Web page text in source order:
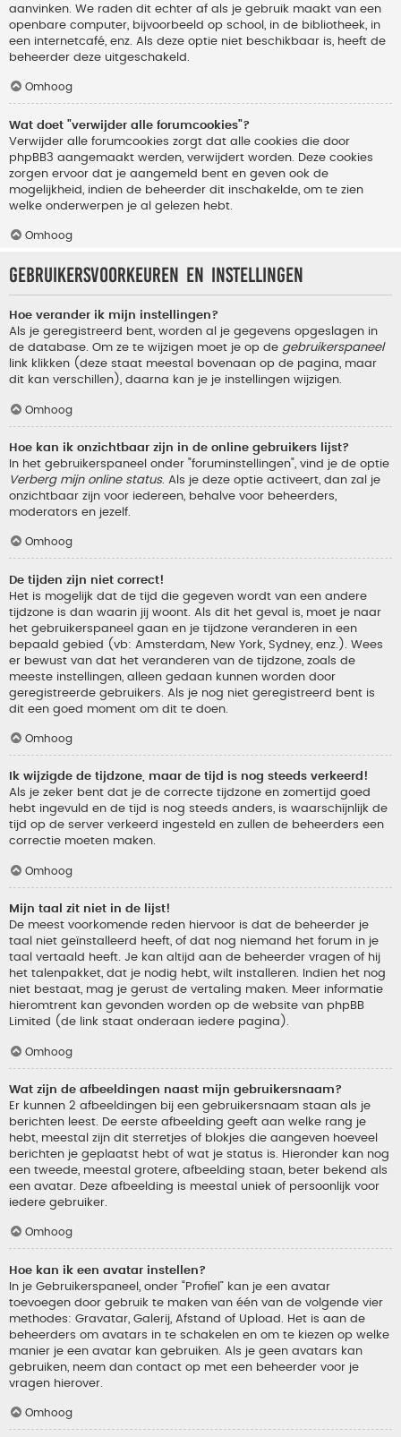
aanvinken. We raden dit echter af als je gebruik maakt van een
openbare computer, bijvoorbeeld op school, in de bibliotheek, in
een internetcafé, enz. Als deze optie niet beschikbaar is, heeft de
beheerder deze uitgeschakeld.
Omhoog
Wat doet "verwijder alle forumcookies"?
Verwijder alle forumcookies zorgt dat alle cookies die door
phpBB3 aangemaakt werden, verwijdert worden. Deze cookies
zorgen ervoor dat je aangemeld bent en geven ook de
mogelijkheid, indien de beheerder dit inschakelde, om te zien
welke onderwerpen je al gelezen hebt.
Omhoog
Gebruikersvoorkeuren en instellingen
Hoe verander ik mijn instellingen?
Als je geregistreerd bent, worden al je gegevens opgeslagen in
de database. Om ze te wijzigen moet je op de gebruikerspaneel
link klikken (deze staat meestal bovenaan op de pagina, maar
dit kan verschillen), daarna kan je je instellingen wijzigen.
Omhoog
Hoe kan ik onzichtbaar zijn in de online gebruikers lijst?
In het gebruikerspaneel onder "foruminstellingen", vind je de optie
Verberg mijn online status. Als je deze optie activeert, dan zal je
onzichtbaar zijn voor iedereen, behalve voor beheerders,
moderators en jezelf.
Omhoog
De tijden zijn niet correct!
Het is mogelijk dat de tijd die gegeven wordt van een andere
tijdzone is dan waarin jij woont. Als dit het geval is, moet je naar
het gebruikerspaneel gaan en je tijdzone veranderen in een
bepaald gebied (vb: Amsterdam, New York, Sydney, enz.). Wees
er bewust van dat het veranderen van de tijdzone, zoals de
meeste instellingen, alleen gedaan kunnen worden door
geregistreerde gebruikers. Als je nog niet geregistreerd bent is
dit een goed moment om dit te doen.
Omhoog
Ik wijzigde de tijdzone, maar de tijd is nog steeds verkeerd!
Als je zeker bent dat je de correcte tijdzone en zomertijd goed
hebt ingevuld en de tijd is nog steeds anders, is waarschijnlijk de
tijd op de server verkeerd ingesteld en zullen de beheerders een
correctie moeten maken.
Omhoog
Mijn taal zit niet in de lijst!
De meest voorkomende reden hiervoor is dat de beheerder je
taal niet geïnstalleerd heeft, of dat nog niemand het forum in je
taal vertaald heeft. Je kan altijd aan de beheerder vragen of hij
het talenpakket, dat je nodig hebt, wilt installeren. Indien het nog
niet bestaat, mag je gerust de vertaling maken. Meer informatie
hieromtrent kan gevonden worden op de website van phpBB
Limited (de link staat onderaan iedere pagina).
Omhoog
Wat zijn de afbeeldingen naast mijn gebruikersnaam?
Er kunnen 2 afbeeldingen bij een gebruikersnaam staan als je
berichten leest. De eerste afbeelding geeft aan welke rang je
hebt, meestal zijn dit sterretjes of blokjes die aangeven hoeveel
berichten je geplaatst hebt of wat je status is. Hieronder kan nog
een tweede, meestal grotere, afbeelding staan, beter bekend als
een avatar. Deze afbeelding is meestal uniek of persoonlijk voor
iedere gebruiker.
Omhoog
Hoe kan ik een avatar instellen?
In je Gebruikerspaneel, onder “Profiel” kan je een avatar
toevoegen door gebruik te maken van één van de volgende vier
methodes: Gravatar, Galerij, Afstand of Upload. Het is aan de
beheerders om avatars in te schakelen en om te kiezen op welke
manier je een avatar kan gebruiken. Als je geen avatars kan
gebruiken, neem dan contact op met een beheerder voor je
vragen hierover.
Omhoog